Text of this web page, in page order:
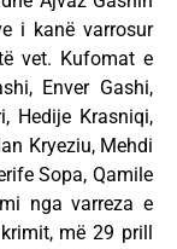
i kanë varrosur
vet. Kufomat e
Enver Gashi,
Hedije Krasniqi,
Kryeziu, Mehdi
Sopa, Qamile
nga varreza e
më 29 prill